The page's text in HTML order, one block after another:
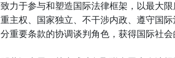
致力于参与和塑造国际法律框架，以最大
重主权、国家独立、不干涉内政、遵守国
分重要条款的协调谈判角色，获得国际社会